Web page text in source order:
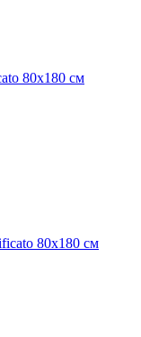
80x180 см
80x180 см